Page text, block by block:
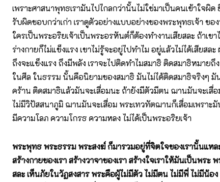
เพราะศาสนาพุทธเรามันไปไกลกว่านั้นไม่ใช่มาเป็นคนเข้าใจผิด
รับผิดชอบกว่าเก่า เราดูตัวอย่างแบบอย่างของพระพุทธเจ้า ขอ
ใครเป็นพระอริยเจ้าเป็นพระอรหันต์ก็ต้องทำงานเสียสละ ถ้าเขา
ร่างกายก็ไม่แข็งแรง เขาไม่รู้จะอยู่ไปทำไม อยู่แล้วไม่ได้เสียสล
ถึงจะแข็งแรง ถึงมีพลัง เราจะไปติดทำไมสมาธิ ติดสมาธิหมายถึ
ในศีล ในธรรม นั้นคือนิยามของสมาธิ มันไม่ได้ติดสมาธิจริงๆ มั
คร้าน ติดสมาธิแล้วมันจะเสื่อมนะ ถ้ายังมีตัวมีตน ฌานมันจะเสื่อ
ไม่มีวิปัสสนาภูมิ ฌานมันจะเสื่อม พระเทวทัตฌานก็เสื่อมเพราะมั
มีความโลภ ความโกรธ ความหลง ไม่ได้เป็นพระอริยเจ้า
พระพุทธ พระธรรม พระสงฆ์ ก็มารวมอยู่ที่จิตใจของเรานั้นแหล
สร้างกายของเรา สร้างวาจาของเรา สร้างใจเราให้มันเป็นพระ
สละ เห็นภัยในวัฏสงสาร พระคือผู้ไม่มีตัว ไม่มีตน ไม่มีพี่ ไม่มีน้อ